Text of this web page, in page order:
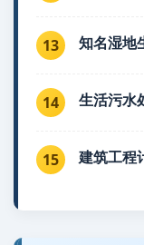
13 知名湿地
14 生活污水
15 建筑工程